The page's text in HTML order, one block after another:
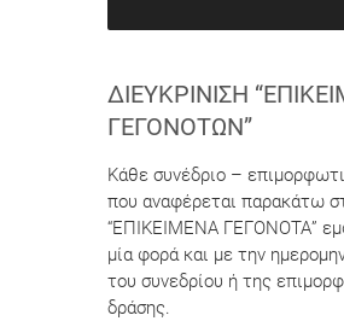
ΔΙΕΥΚΡΊΝΙΣΗ
ΓΕΓΟΝΌΤΩΝ”
Κάθε συνέδριο –
που αναφέρεται παρακάτω
“ΕΠΙΚΕΙΜΕΝΑ ΓΕΓΟΝΟΤΑ”
μία φορά και με την
του συνεδρίου ή της
δράσης.